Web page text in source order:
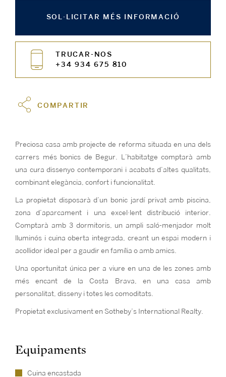
SOL·LICITAR MÉS INFORMACIÓ
TRUCAR-NOS
+34 934 675 810
COMPARTIR
Preciosa casa amb projecte de reforma situada en una dels
carrers més bonics de Begur. L’habitatge comptarà amb
una cura dissenyo contemporani i acabats d’altes qualitats,
combinant elegància, confort i funcionalitat.
La propietat disposarà d’un bonic jardí privat amb piscina,
zona d’aparcament i una excel·lent distribució interior.
Comptarà amb 3 dormitoris, un ampli saló-menjador molt
lluminós i cuina oberta integrada, creant un espai modern i
acollidor ideal per a gaudir en família o amb amics.
Una oportunitat única per a viure en una de les zones amb
més encant de la Costa Brava, en una casa amb
personalitat, disseny i totes les comoditats.
Propietat exclusivament en Sotheby’s International Realty.
Equipaments
Cuina encastada